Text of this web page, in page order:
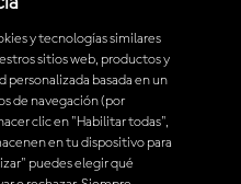
oficial de MotoGP™
y tecnologías similares
sitios web, productos y
personalizada basada en un
de navegación (por
clic en "Habilitar todas",
en tu dispositivo para
puedes elegir qué